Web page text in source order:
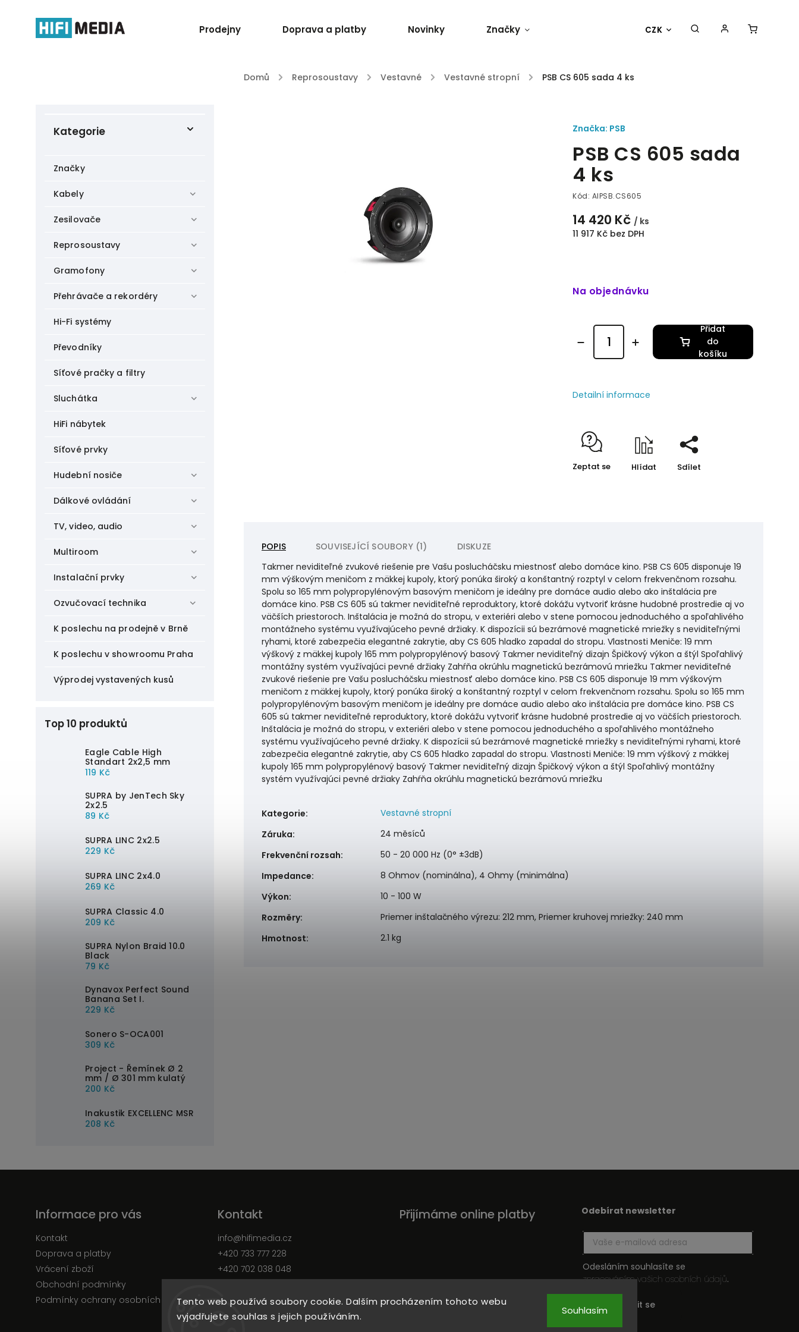
Tento web používá soubory cookie. Dalším procházením tohoto webu
vyjadřujete souhlas s jejich používáním.
Souhlasím
CZK
Prodejny Doprava a platby Novinky Značky
Domů / Reprosoustavy / Vestavné / Vestavné stropní / PSB CS 605 sada 4 ks
Kategorie
Kabely
Zesilovače
Reprosoustavy
Gramofony
Přehrávače a rekordéry
Hi-Fi systémy
Převodníky
Síťové pračky a filtry
Sluchátka
HiFi nábytek
Síťové prvky
Hudební nosiče
Dálkové ovládání
TV, video, audio
Multiroom
Instalační prvky
Ozvučovací technika
K poslechu na prodejně v Brně
K poslechu v showroomu Praha
Výprodej vystavených kusů
Značky
Top 10 produktů
Eagle Cable High
Standart 2x2,5 mm
119 Kč
SUPRA by JenTech Sky
2x2.5
89 Kč
SUPRA LINC 2x2.5
229 Kč
SUPRA LINC 2x4.0
269 Kč
SUPRA Classic 4.0
209 Kč
SUPRA Nylon Braid 10.0
Black
79 Kč
Dynavox Perfect Sound
Banana Set I.
229 Kč
Sonero S-OCA001
309 Kč
Project - Řemínek Ø 2
mm / Ø 301 mm kulatý
200 Kč
Inakustik EXCELLENC MSR
208 Kč
PSB CS 605 sada
4 ks
Kód: AIPSB.CS605
14 420 Kč / ks
11 917 Kč bez DPH
Značka: PSB
Na objednávku
Přidat
do
košíku
Detailní informace
Zeptat se Hlídat Sdílet
POPIS SOUVISEJÍCÍ SOUBORY (1)
DISKUZE
Takmer neviditeľné zvukové riešenie pre Vašu poslucháčsku miestnosť alebo domáce kino. PSB CS 605 disponuje 19
mm výškovým meničom z mäkkej kupoly, ktorý ponúka široký a konštantný rozptyl v celom frekvenčnom rozsahu.
Spolu so 165 mm polypropylénovým basovým meničom je ideálny pre domáce audio alebo ako inštalácia pre
domáce kino. PSB CS 605 sú takmer neviditeľné reproduktory, ktoré dokážu vytvoriť krásne hudobné prostredie aj vo
väčších priestoroch. Inštalácia je možná do stropu, v exteriéri alebo v stene pomocou jednoduchého a spoľahlivého
montážneho systému využívajúceho pevné držiaky. K dispozícii sú bezrámové magnetické mriežky s neviditeľnými
ryhami, ktoré zabezpečia elegantné zakrytie, aby CS 605 hladko zapadal do stropu. Vlastnosti Meniče: 19 mm
výškový z mäkkej kupoly 165 mm polypropylénový basový Takmer neviditeľný dizajn Špičkový výkon a štýl Spoľahlivý
montážny systém využívajúci pevné držiaky Zahŕňa okrúhlu magnetickú bezrámovú mriežku Takmer neviditeľné
zvukové riešenie pre Vašu poslucháčsku miestnosť alebo domáce kino. PSB CS 605 disponuje 19 mm výškovým
meničom z mäkkej kupoly, ktorý ponúka široký a konštantný rozptyl v celom frekvenčnom rozsahu. Spolu so 165 mm
polypropylénovým basovým meničom je ideálny pre domáce audio alebo ako inštalácia pre domáce kino. PSB CS
605 sú takmer neviditeľné reproduktory, ktoré dokážu vytvoriť krásne hudobné prostredie aj vo väčších priestoroch.
Inštalácia je možná do stropu, v exteriéri alebo v stene pomocou jednoduchého a spoľahlivého montážneho
systému využívajúceho pevné držiaky. K dispozícii sú bezrámové magnetické mriežky s neviditeľnými ryhami, ktoré
zabezpečia elegantné zakrytie, aby CS 605 hladko zapadal do stropu. Vlastnosti Meniče: 19 mm výškový z mäkkej
kupoly 165 mm polypropylénový basový Takmer neviditeľný dizajn Špičkový výkon a štýl Spoľahlivý montážny
systém využívajúci pevné držiaky Zahŕňa okrúhlu magnetickú bezrámovú mriežku
Kategorie:
Vestavné stropní
Záruka:
24 měsíců
Frekvenční rozsah:
50 - 20 000 Hz (0° ±3dB)
Impedance:
8 Ohmov (nominálna), 4 Ohmy (minimálna)
Výkon:
10 - 100 W
Rozměry:
Priemer inštalačného výrezu: 212 mm, Priemer kruhovej mriežky: 240 mm
Hmotnost: 2.1 kg
Informace pro vás
Kontakt
Doprava a platby
Vrácení zboží
Obchodní podmínky
Podmínky ochrany osobních údajů
Kontakt
info@hifimedia.cz
+420 733 777 228
+420 702 038 048
Přijímáme online platby Odebírat newsletter
Odesláním souhlasíte se
zpracováním vašich osobních údajů.
Přihlásit se